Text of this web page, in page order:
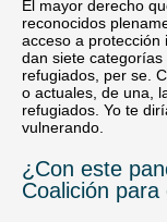
El mayor derecho
reconocidos
acceso a protección
dan siete
refugiados, per se.
o actuales, de una,
refugiados. Yo te
vulnerando.
¿Con este
Coalición